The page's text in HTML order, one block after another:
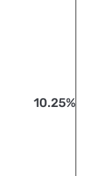
10.25%